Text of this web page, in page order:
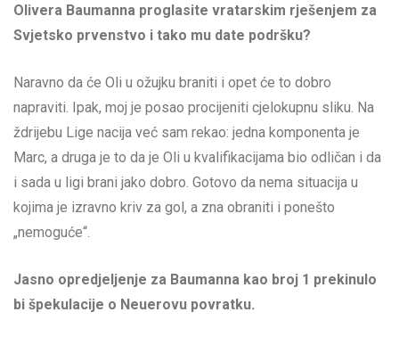
Olivera Baumanna proglasite vratarskim rješenjem za
Svjetsko prvenstvo i tako mu date podršku?
Naravno da će Oli u ožujku braniti i opet će to dobro
napraviti. Ipak, moj je posao procijeniti cjelokupnu sliku. Na
ždrijebu Lige nacija već sam rekao: jedna komponenta je
Marc, a druga je to da je Oli u kvalifikacijama bio odličan i da
i sada u ligi brani jako dobro. Gotovo da nema situacija u
kojima je izravno kriv za gol, a zna obraniti i ponešto
„nemoguće“.
Jasno opredjeljenje za Baumanna kao broj 1 prekinulo
bi špekulacije o Neuerovu povratku.